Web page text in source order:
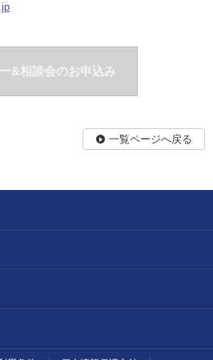
&相談会のお申込み
一覧ページへ戻る